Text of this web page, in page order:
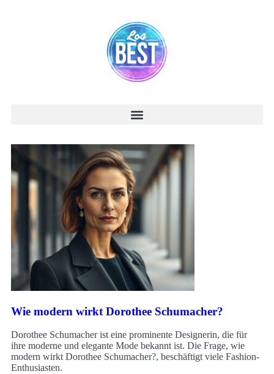
Wie modern wirkt Dorothee Schumacher?
Dorothee Schumacher ist eine prominente Designerin, die für
ihre moderne und elegante Mode bekannt ist. Die Frage, wie
modern wirkt Dorothee Schumacher?, beschäftigt viele Fashion-
Enthusiasten.